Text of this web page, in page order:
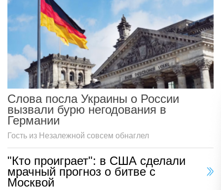
Слова посла Украины о России
вызвали бурю негодования в
Германии
Гость из Незалежной совсем обнаглел
"Кто проиграет": в США сделали
мрачный прогноз о битве с
Москвой